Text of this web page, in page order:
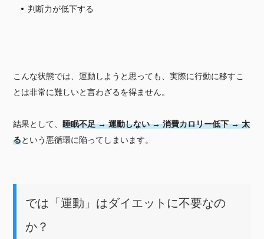
判断力が低下する
こんな状態では、運動しようと思っても、実際に行動に移すこ
とは非常に難しいと言わざるを得ません。
結果として、睡眠不足 → 運動しない → 消費カロリー低下 → 太
るという悪循環に陥ってしまいます。
では「運動」はダイエットに不要なの
か？